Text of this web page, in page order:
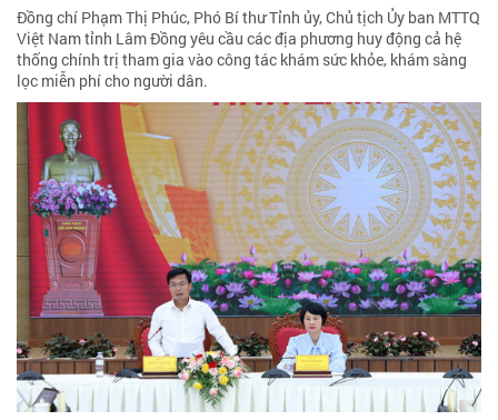
Đồng chí Phạm Thị Phúc, Phó Bí thư Tỉnh ủy, Chủ tịch Ủy ban MTTQ
Việt Nam tỉnh Lâm Đồng yêu cầu các địa phương huy động cả hệ
thống chính trị tham gia vào công tác khám sức khỏe, khám sàng
lọc miễn phí cho người dân.